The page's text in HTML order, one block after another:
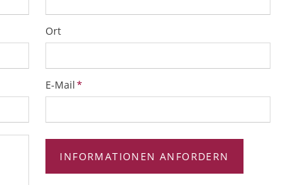
Ort
Pflichtfeld
E-Mail*
INFORMATIONEN ANFORDERN